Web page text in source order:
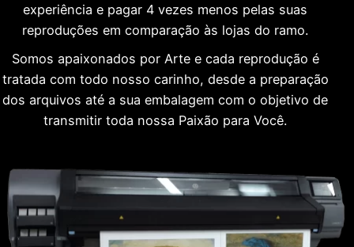
experiência e pagar 4 vezes menos pelas suas
reproduções em comparação às lojas do ramo.
Somos apaixonados por Arte e cada reprodução é
tratada com todo nosso carinho, desde a preparação
dos arquivos até a sua embalagem com o objetivo de
transmitir toda nossa Paixão para Você.